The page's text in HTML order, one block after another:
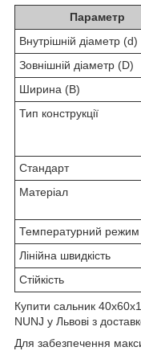
Параметр
Внутрішній діаметр (d)
Зовнішній діаметр (D)
Ширина (B)
Тип конструкції
Стандарт
Матеріал
Температурний режим
Лінійна швидкість
Стійкість
Купити сальник
NUNJ у Львові з
Для забезпечення